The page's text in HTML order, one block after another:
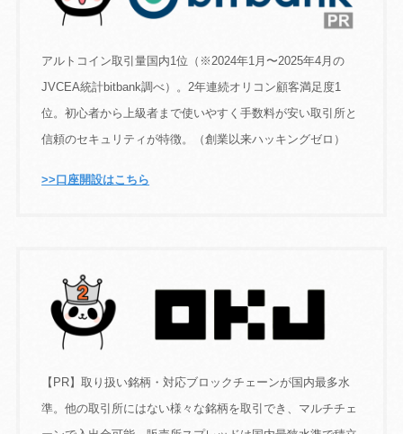
アルトコイン取引量国内1位（※2024年1月〜2025年4月の
JVCEA統計bitbank調べ）。2年連続オリコン顧客満足度1
位。初心者から上級者まで使いやすく手数料が安い取引所と
信頼のセキュリティが特徴。（創業以来ハッキングゼロ）
>>口座開設はこちら
【PR】取り扱い銘柄・対応ブロックチェーンが国内最多水
準。他の取引所にはない様々な銘柄を取引でき、マルチチェ